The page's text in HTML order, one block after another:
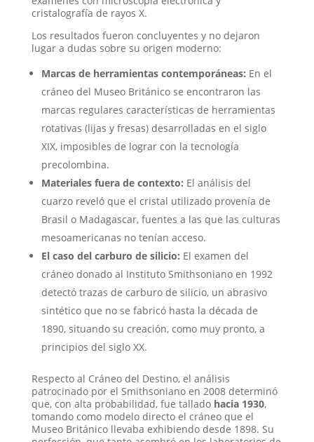
cristalografía de rayos X.
Los resultados fueron concluyentes y no dejaron
lugar a dudas sobre su origen moderno:
Marcas de herramientas contemporáneas: En el
cráneo del Museo Británico se encontraron las
marcas regulares características de herramientas
rotativas (lijas y fresas) desarrolladas en el siglo
XIX, imposibles de lograr con la tecnología
precolombina.
Materiales fuera de contexto: El análisis del
cuarzo reveló que el cristal utilizado provenía de
Brasil o Madagascar, fuentes a las que las culturas
mesoamericanas no tenían acceso.
El caso del carburo de silicio: El examen del
cráneo donado al Instituto Smithsoniano en 1992
detectó trazas de carburo de silicio, un abrasivo
sintético que no se fabricó hasta la década de
1890, situando su creación, como muy pronto, a
principios del siglo XX.
Respecto al Cráneo del Destino, el análisis
patrocinado por el Smithsoniano en 2008 determinó
que, con alta probabilidad, fue tallado hacia 1930,
tomando como modelo directo el cráneo que el
Museo Británico llevaba exhibiendo desde 1898. Su